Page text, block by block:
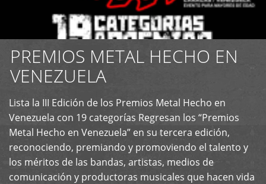
PREMIOS METAL HECHO EN
VENEZUELA
Lista la III Edición de los Premios Metal Hecho en
Venezuela con 19 categorías Regresan los “Premios
Metal Hecho en Venezuela” en su tercera edición,
reconociendo, premiando y promoviendo el talento y
los méritos de las bandas, artistas, medios de
comunicación y productoras musicales que hacen vida
+